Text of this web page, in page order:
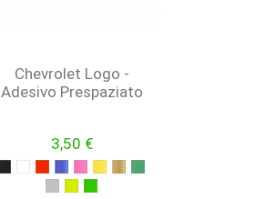
Chevrolet Logo -
Adesivo Prespaziato
3,50 €
NEROBIANCO
ROSSO
BLUFUCSIA
GIALLO
OROVERDE
ARGENTO
GIALLO FLUO
VERDE FLUO